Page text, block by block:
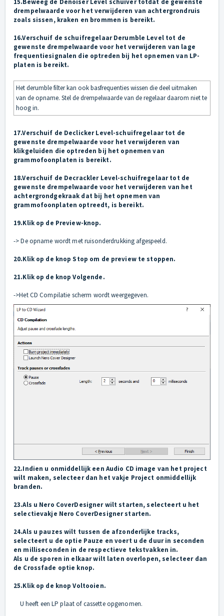
drempelwaarde voor het verwijderen van achtergrondruis
zoals sissen, kraken en brommen is bereikt.
16.Verschuif de schuifregelaar Derumble Level tot de
gewenste drempelwaarde voor het verwijderen van lage
frequentiesignalen die optreden bij het opnemen van LP-
platen is bereikt.
Het derumble filter kan ook basfrequenties wissen die deel uitmaken
van de opname. Stel de drempelwaarde van de regelaar daarom niet te
hoog in.
17.Verschuif de Declicker Level-schuifregelaar tot de
gewenste drempelwaarde voor het verwijderen van
klikgeluiden die optreden bij het opnemen van
grammofoonplaten is bereikt.
18.Verschuif de Decrackler Level-schuifregelaar tot de
gewenste drempelwaarde voor het verwijderen van het
achtergrondgekraak dat bij het opnemen van
grammofoonplaten optreedt, is bereikt.
19.Klik op de Preview-knop.
-> De opname wordt met ruisonderdrukking afgespeeld.
20.Klik op de knop Stop om de preview te stoppen.
21.Klik op de knop Volgende.
->Het CD Compilatie scherm wordt weergegeven.
22.Indien u onmiddellijk een Audio CD image van het project
wilt maken, selecteer dan het vakje Project onmiddellijk
branden.
23.Als u Nero CoverDesigner wilt starten, selecteert u het
selectievakje Nero CoverDesigner starten.
24.Als u pauzes wilt tussen de afzonderlijke tracks,
selecteert u de optie Pauze en voert u de duur in seconden
en milliseconden in de respectieve tekstvakken in.
Als u de sporen in elkaar wilt laten overlopen, selecteer dan
de Crossfade optie knop.
25.Klik op de knop Voltooien.
U heeft een LP plaat of cassette opgenomen.